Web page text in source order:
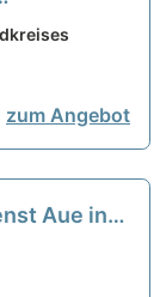
Minijob-
- ca. 15
zum Angebot
Aue in